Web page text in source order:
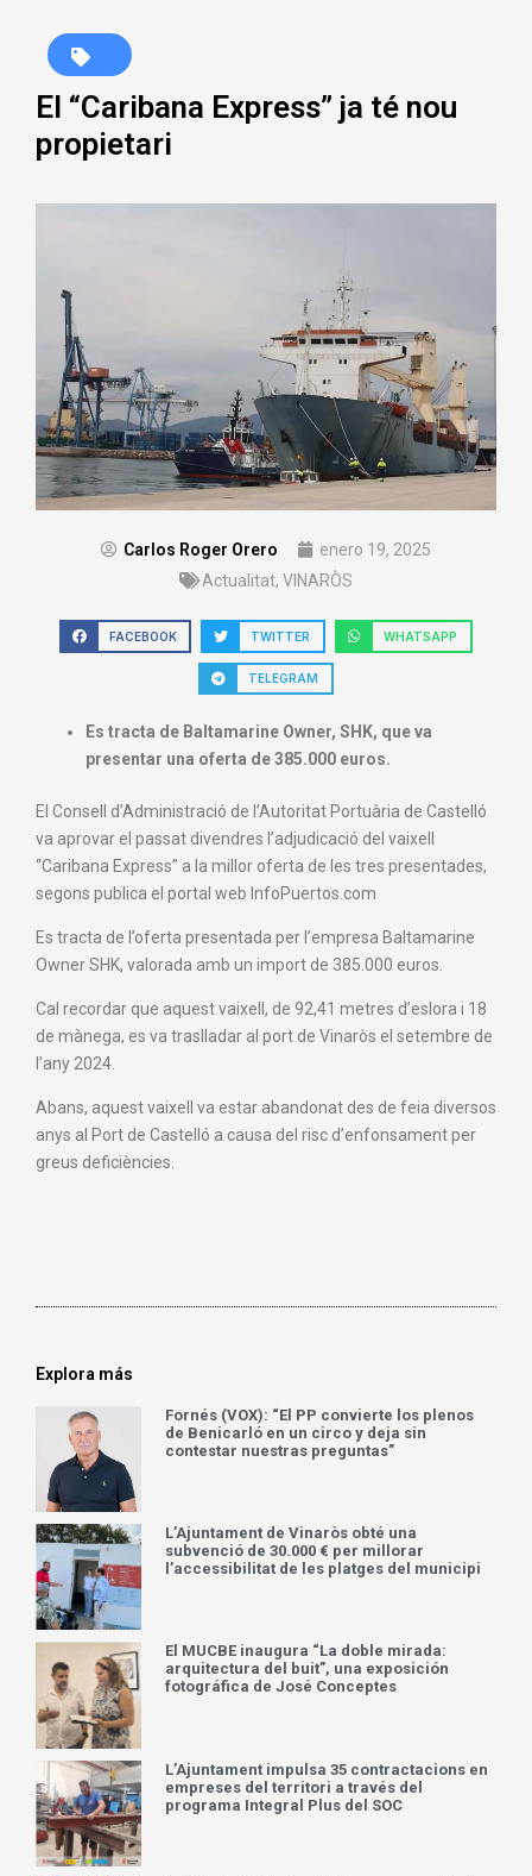
El “Caribana Express” ja té nou
propietari
Carlos Roger Orero
enero 19, 2025
Actualitat, VINARÒS
FACEBOOK TWITTER WHATSAPP
TELEGRAM
Es tracta de Baltamarine Owner, SHK, que va
presentar una oferta de 385.000 euros.
El Consell d’Administració de l’Autoritat Portuària de Castelló
va aprovar el passat divendres l’adjudicació del vaixell
“Caribana Express” a la millor oferta de les tres presentades,
segons publica el portal web InfoPuertos.com
Es tracta de l’oferta presentada per l’empresa Baltamarine
Owner SHK, valorada amb un import de 385.000 euros.
Cal recordar que aquest vaixell, de 92,41 metres d’eslora i 18
de mànega, es va traslladar al port de Vinaròs el setembre de
l’any 2024.
Abans, aquest vaixell va estar abandonat des de feia diversos
anys al Port de Castelló a causa del risc d’enfonsament per
greus deficiències.
Explora más
Fornés (VOX): “El PP convierte los plenos
de Benicarló en un circo y deja sin
contestar nuestras preguntas”
L’Ajuntament de Vinaròs obté una
subvenció de 30.000 € per millorar
l’accessibilitat de les platges del municipi
El MUCBE inaugura “La doble mirada:
arquitectura del buit”, una exposición
fotográfica de José Conceptes
L’Ajuntament impulsa 35 contractacions en
empreses del territori a través del
programa Integral Plus del SOC